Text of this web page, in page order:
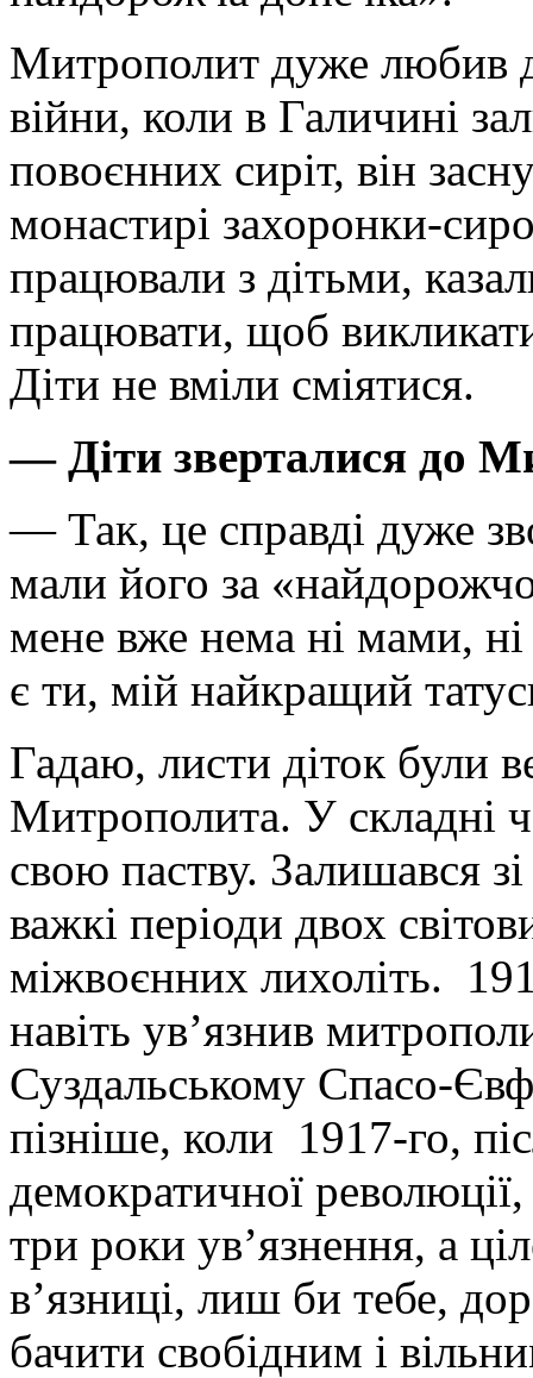
Митрополит дуже любив
війни, коли в Галичині
повоєнних сиріт, він
монастирі захоронки-
працювали з дітьми,
працювати, щоб
Діти не вміли сміятися.
— Діти зверталися до
— Так, це справді дуже
мали його за
мене вже нема ні мами,
є ти, мій найкращий
Гадаю, листи діток були
Митрополита. У складні
свою паству. Залишався
важкі періоди двох
міжвоєнних лихоліть.
навіть ув’язнив
Суздальському Спасо-
пізніше, коли 1917-го,
демократичної
три роки ув’язнення, а
в’язниці, лиш би тебе,
бачити свобідним і